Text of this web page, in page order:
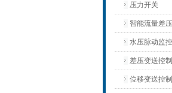
压力开关
智能流量差
水压脉动监
差压变送控
位移变送控